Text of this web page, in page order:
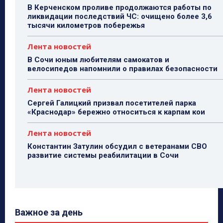
В Керченском проливе продолжаются работы по
ликвидации последствий ЧС: очищено более 3,6
тысячи километров побережья
Лента новостей
В Сочи юным любителям самокатов и
велосипедов напомнили о правилах безопасности
Лента новостей
Сергей Галицкий призвал посетителей парка
«Краснодар» бережно относиться к карпам кои
Лента новостей
Константин Затулин обсудил с ветеранами СВО
развитие системы реабилитации в Сочи
Важное за день